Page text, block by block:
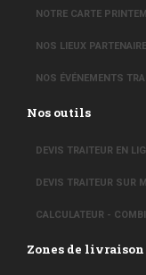
NOTRE CARTE
NOS LIEUX
NOS ÉVÉNEMENTS
Nos outils
DEVIS TRAITEUR EN
DEVIS TRAITEUR SUR
CALCULATEUR -
Zones de livraison